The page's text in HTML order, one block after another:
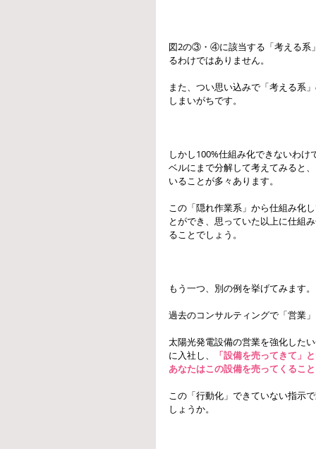
図2の③・④に該当する「考える系
るわけではありません。
また、つい思い込みで「考える系
しまいがちです。
しかし100%仕組み化できないわ
ベルにまで分解して考えてみると
いることが多々あります。
この「隠れ作業系」から仕組み化
とができ、思っていた以上に仕組
ることでしょう。
もう一つ、別の例を挙げてみます。
過去のコンサルティングで「営業
太陽光発電設備の営業を強化した
に入社し、
「設備を売ってきて」
あなたはこの設備を売ってくるこ
この「行動化」できていない指示
しょうか。